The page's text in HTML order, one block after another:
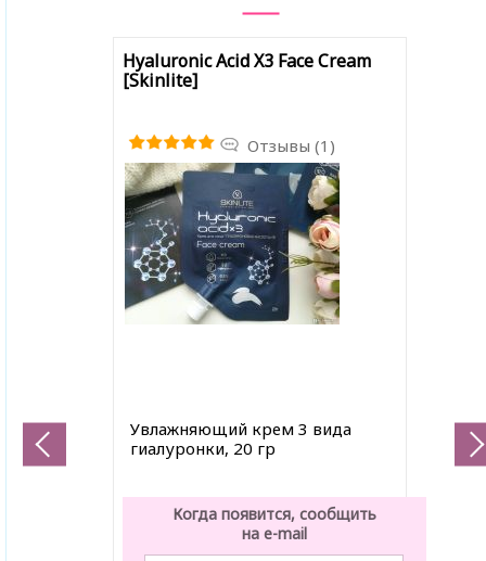
Hyaluronic Acid X3 Face Cream
[Skinlite]
Отзывы (1)
Увлажняющий крем 3 вида
гиалуронки, 20 гр
Когда появится, сообщить
на e-mail